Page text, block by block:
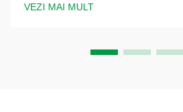
solicitați o evaluare a soluției.
VEZI MAI MULT